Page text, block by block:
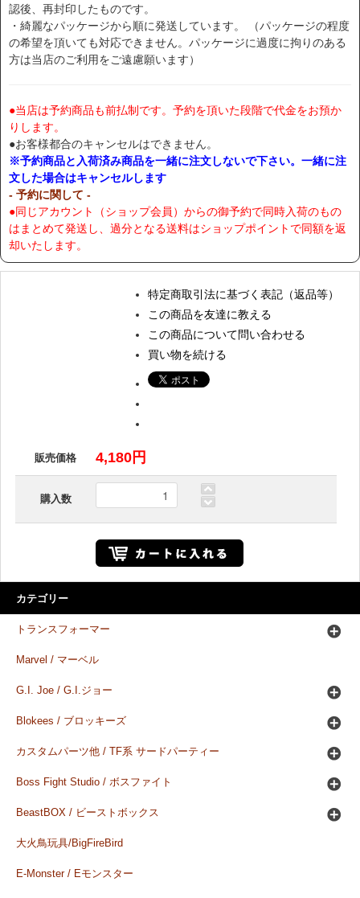
認後、再封印したものです。
・綺麗なパッケージから順に発送しています。 （パッケージの程度
の希望を頂いても対応できません。パッケージに過度に拘りのある
方は当店のご利用をご遠慮願います）
●当店は予約商品も前払制です。予約を頂いた段階で代金をお預か
りします。
●お客様都合のキャンセルはできません。
※予約商品と入荷済み商品を一緒に注文しないで下さい。一緒に注
文した場合はキャンセルします
- 予約に関して -
●同じアカウント（ショップ会員）からの御予約で同時入荷のもの
はまとめて発送し、過分となる送料はショップポイントで同額を返
却いたします。
特定商取引法に基づく表記（返品等）
この商品を友達に教える
この商品について問い合わせる
買い物を続ける
販売価格 4,180円
購入数
カテゴリー
トランスフォーマー
Marvel / マーベル
G.I. Joe / G.I.ジョー
Blokees / ブロッキーズ
カスタムパーツ他 / TF系 サードパーティー
Boss Fight Studio / ボスファイト
BeastBOX / ビーストボックス
大火鳥玩具/BigFireBird
E-Monster / Eモンスター